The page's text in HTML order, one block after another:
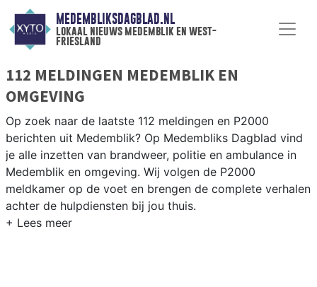
MEDEMBLIKSDAGBLAD.NL
lokaal nieuws medemblik en west-
friesland
112 MELDINGEN MEDEMBLIK EN
OMGEVING
Op zoek naar de laatste 112 meldingen en P2000
berichten uit Medemblik? Op Medembliks Dagblad vind
je alle inzetten van brandweer, politie en ambulance in
Medemblik en omgeving. Wij volgen de P2000
meldkamer op de voet en brengen de complete verhalen
achter de hulpdiensten bij jou thuis.